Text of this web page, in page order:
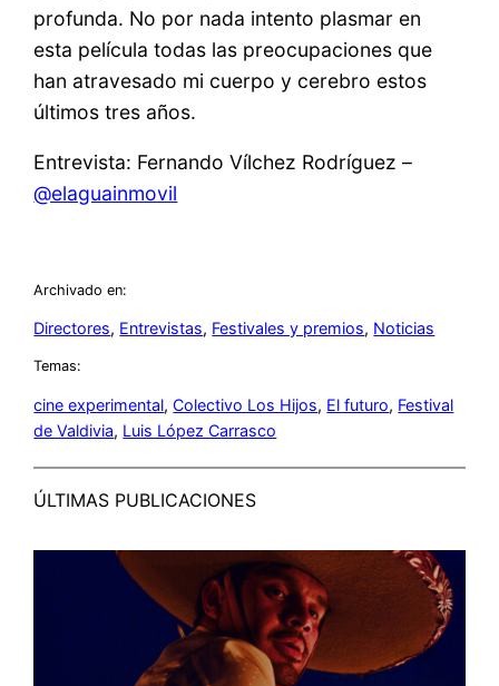
profunda. No por nada intento plasmar en
esta película todas las preocupaciones que
han atravesado mi cuerpo y cerebro estos
últimos tres años.
Entrevista: Fernando Vílchez Rodríguez –
@elaguainmovil
Archivado en:
Directores, Entrevistas, Festivales y premios, Noticias
Temas:
cine experimental, Colectivo Los Hijos, El futuro, Festival
de Valdivia, Luis López Carrasco
ÚLTIMAS PUBLICACIONES